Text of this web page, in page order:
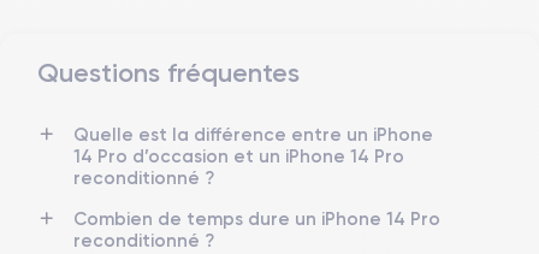
Dimensions et poids iPhone 14 Pro
Date de sortie
7/09/2022
Système exploitation
iOS (iOS 26)
Dimensions
147.5×71.5×7.85 mm
Poids
Questions fréquentes
Quelle est la différence entre un iPhone
14 Pro d’occasion et un iPhone 14 Pro
reconditionné ?
Combien de temps dure un iPhone 14 Pro
reconditionné ?